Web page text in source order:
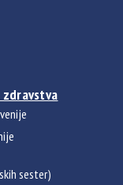
sester)